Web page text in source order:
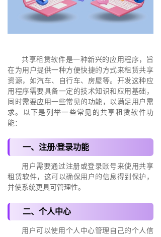
共享租赁软件是一种新兴的应用程序，旨
在为用户提供一种方便快捷的方式来租赁共享
资源，如汽车、自行车、房屋等。开发这种应
用程序需要具备一定的技术知识和应用基础，
同时需要应用一些常见的功能，以满足用户需
求。以下是列举一些常见的共享租赁软件功
能：
一、注册/登录功能
用户需要通过注册或登录账号来使用共享
租赁软件，这可以确保用户的信息得到保护，
并使系统更具可管理性。
二、个人中心
用户可以使用个人中心管理自己的个人信